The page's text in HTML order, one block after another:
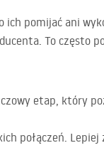
pomijać ani
To często
etap, który
połączeń.